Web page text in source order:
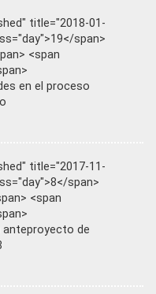
title="2018-01-
span>
<span
en el proceso
title="2017-11-
span>
<span
anteproyecto de